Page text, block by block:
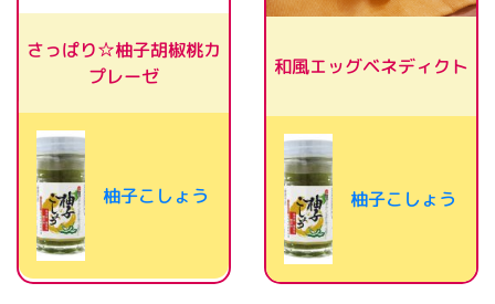
さっぱり☆柚子胡椒桃カ
プレーゼ
柚子こしょう
和風エッグベネディクト
柚子こしょう